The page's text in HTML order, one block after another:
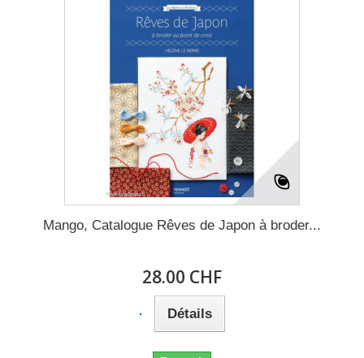
Mango, Catalogue Rêves de Japon à broder...
28.00 CHF
Détails